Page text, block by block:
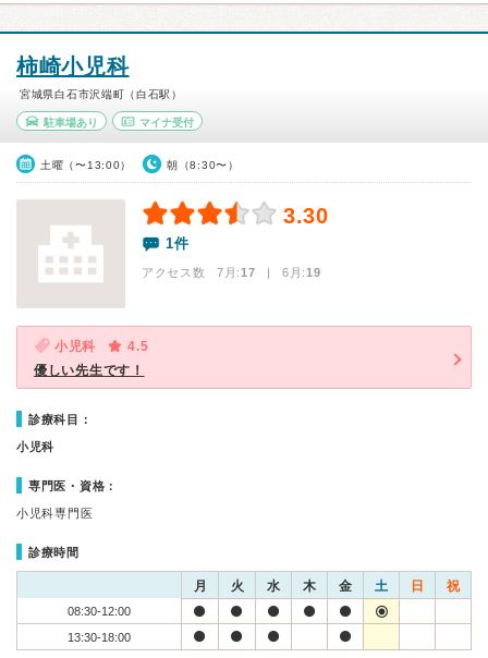
柿崎小児科
宮城県白石市沢端町（白石駅）
駐車場あり マイナ受付
土曜（〜13:00） 朝（8:30〜）
3.30
1件
アクセス数 7月:17 | 6月:19
小児科
4.5
優しい先生です！
診療科目：
小児科
専門医・資格：
小児科専門医
診療時間
月 火 水 木 金 土 日 祝
08:30-12:00
13:30-18:00